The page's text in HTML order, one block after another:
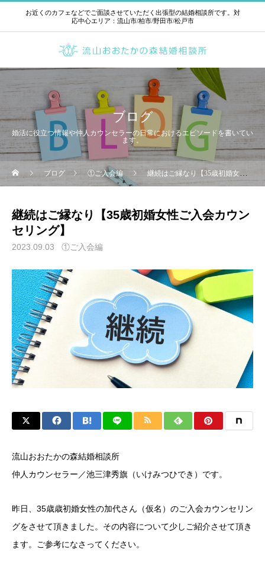
お近くのカフェなどでご面談させていただく出張型の結婚相談所です。対
応中心エリア：流山市/柏市/野田市/松戸市
ブログ
婚活に役立つ情報や仲人カウンセラーの日常におけるエピソードを書いてい
ます。
ブログ ①ご入会編 継続はご縁なり【35歳初婚女性ご入会カウンセリング】
継続はご縁なり【35歳初婚女性ご入会カウン
セリング】
2023.09.03 ①ご入会編
流山おおたかの森結婚相談所
仲人カウンセラー／池三津秀旗（いけみつひでき）です。
昨日、35歳歳初婚女性の加代さん（仮名）のご入会カウンセリン
グをさせて頂きました。その内容について少しご紹介させて頂き
ます。ご参考になさってください。